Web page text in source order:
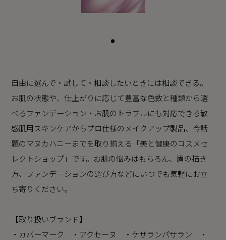
自由に選んで・試して・相談したいときには相談できる。
お肌の状態や、仕上がりに応じて豊富な色数と種類から選
べるファンデーション・お肌のトラブルにも対応できる敏
感肌用スキンケアからプロ仕様のメイクアップ製品、今話
題のマヌカハニーまでを取り揃える「美と健康のコスメセ
レクトショップ」です。お肌の悩みはもちろん、眉の描き
方、ファンデーションの選び方などにいつでも気軽にお立
ち寄りください。
【取り扱いブランド】
・カバーマーク ・アクセーヌ ・ケサランパサラン ・